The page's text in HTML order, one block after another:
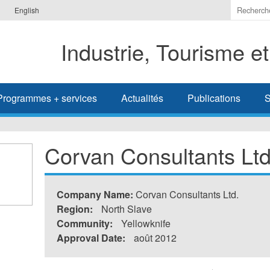
English
Indiquer
les
à
Industrie, Tourisme
+ services Actualités Publications
Corvan Consultants
Company Name: Corvan Consultants Ltd.
Region:
North Slave
Community:
Yellowknife
Approval Date:
août 2012